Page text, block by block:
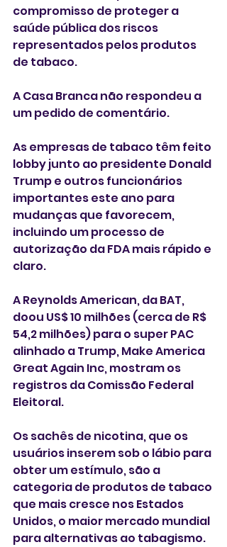
compromisso de proteger a
saúde pública dos riscos
representados pelos produtos
de tabaco.
A Casa Branca não respondeu a
um pedido de comentário.
As empresas de tabaco têm feito
lobby junto ao presidente Donald
Trump e outros funcionários
importantes este ano para
mudanças que favorecem,
incluindo um processo de
autorização da FDA mais rápido e
claro.
A Reynolds American, da BAT,
doou US$ 10 milhões (cerca de R$
54,2 milhões) para o super PAC
alinhado a Trump, Make America
Great Again Inc, mostram os
registros da Comissão Federal
Eleitoral.
Os sachês de nicotina, que os
usuários inserem sob o lábio para
obter um estímulo, são a
categoria de produtos de tabaco
que mais cresce nos Estados
Unidos, o maior mercado mundial
para alternativas ao tabagismo.